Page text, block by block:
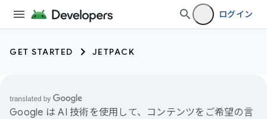
ログイン
GET STARTED JETPACK
Google は AI 技術を使用して、コンテンツをご希望の言